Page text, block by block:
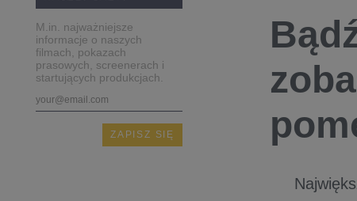
M.in. najważniejsze
informacje o naszych
filmach, pokazach
prasowych, screenerach i
startujących produkcjach.